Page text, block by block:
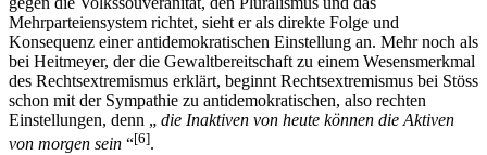
Mehrparteiensystem richtet, sieht er als direkte Folge und
Konsequenz einer antidemokratischen Einstellung an. Mehr noch als
bei Heitmeyer, der die Gewaltbereitschaft zu einem Wesensmerkmal
des Rechtsextremismus erklärt, beginnt Rechtsextremismus bei Stöss
schon mit der Sympathie zu antidemokratischen, also rechten
Einstellungen, denn „ die Inaktiven von heute können die Aktiven
von morgen sein “[6].